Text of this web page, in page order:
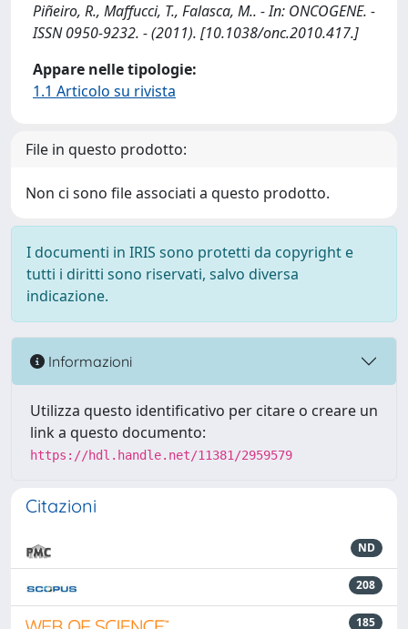
Piñeiro, R., Maffucci, T., Falasca, M.. - In: ONCOGENE. -
ISSN 0950-9232. - (2011). [10.1038/onc.2010.417.]
Appare nelle tipologie:
1.1 Articolo su rivista
File in questo prodotto:
Non ci sono file associati a questo prodotto.
I documenti in IRIS sono protetti da copyright e
tutti i diritti sono riservati, salvo diversa
indicazione.
Informazioni
Utilizza questo identificativo per citare o creare un
link a questo documento:
https://hdl.handle.net/11381/2959579
Citazioni
ND
208
185